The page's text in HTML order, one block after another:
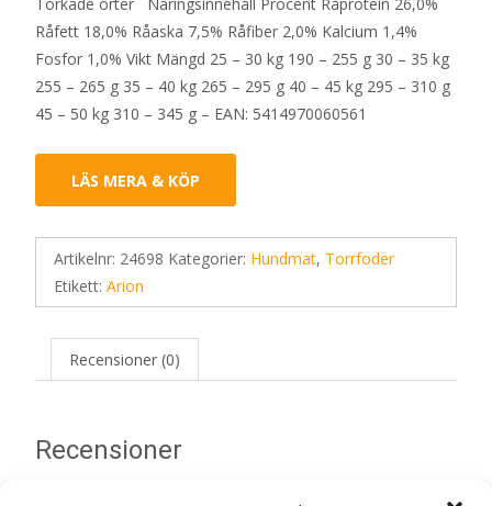
Råfett 18,0% Råaska 7,5% Råfiber 2,0% Kalcium 1,4%
Fosfor 1,0% Vikt Mängd 25 – 30 kg 190 – 255 g 30 – 35 kg
255 – 265 g 35 – 40 kg 265 – 295 g 40 – 45 kg 295 – 310 g
45 – 50 kg 310 – 345 g – EAN: 5414970060561
LÄS MERA & KÖP
Artikelnr: 24698 Kategorier: Hundmat, Torrfoder
Etikett: Arion
Recensioner (0)
Recensioner